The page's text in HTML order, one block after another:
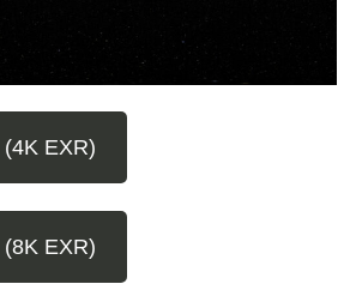
EXR)
EXR)